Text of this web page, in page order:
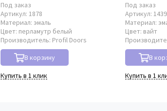
Под заказ
Артикул: 1878
Материал: эмаль
Цвет: перламутр белый
Производитель: Profil Doors
В корзину
Купить в 1 клик
Под заказ
Артикул: 1439
Материал:
Цвет: вайт
В
Купить в 1